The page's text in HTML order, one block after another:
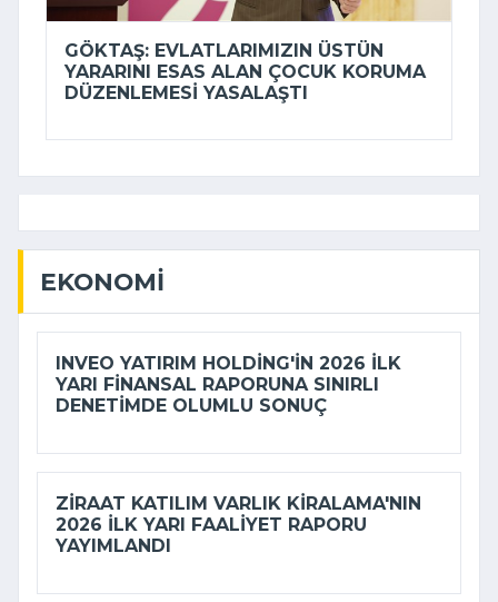
GÖKTAŞ: EVLATLARIMIZIN ÜSTÜN
YARARINI ESAS ALAN ÇOCUK KORUMA
DÜZENLEMESI YASALAŞTI
EKONOMI
INVEO YATIRIM HOLDING'IN 2026 ILK
YARI FINANSAL RAPORUNA SINIRLI
DENETIMDE OLUMLU SONUÇ
ZIRAAT KATILIM VARLIK KIRALAMA'NIN
2026 ILK YARI FAALIYET RAPORU
YAYIMLANDI